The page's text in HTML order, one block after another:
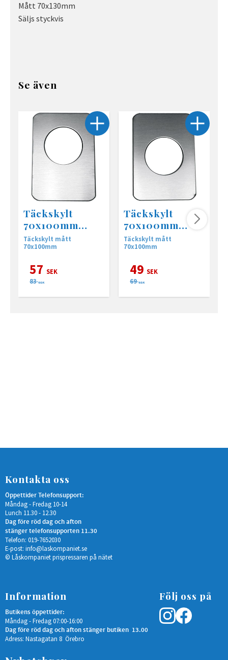
Mått 70x130mm
Säljs styckvis
Se även
Täckskylt
70x100mm
(PO166)
Täckskylt mått
70x100mm
57 SEK
83 SEK
Täckskylt
70x100mm
(PO169)
Täckskylt mått
70x100mm
49 SEK
69 SEK
Kontakta oss
Öppettider Telefonsupport:
Måndag - Fredag 10-14
Lunch 11.30 - 12.30
Dag före röd dag och afton
stänger telefonsupporten 11.30
Telefon: 019-7652030
E-post: info@laskompaniet.se
© Låskompaniet prispressaren på nätet
Information
Butikens öppettider:
Måndag - Fredag 07:00-16:00
Dag före röd dag och afton stänger butiken 13.00
Adress: Nastagatan 8 Örebro
Följ oss på